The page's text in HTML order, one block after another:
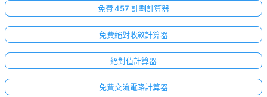
免費 457 計劃計算器
免費絕對收斂計算器
絕對值計算器
免費交流電路計算器